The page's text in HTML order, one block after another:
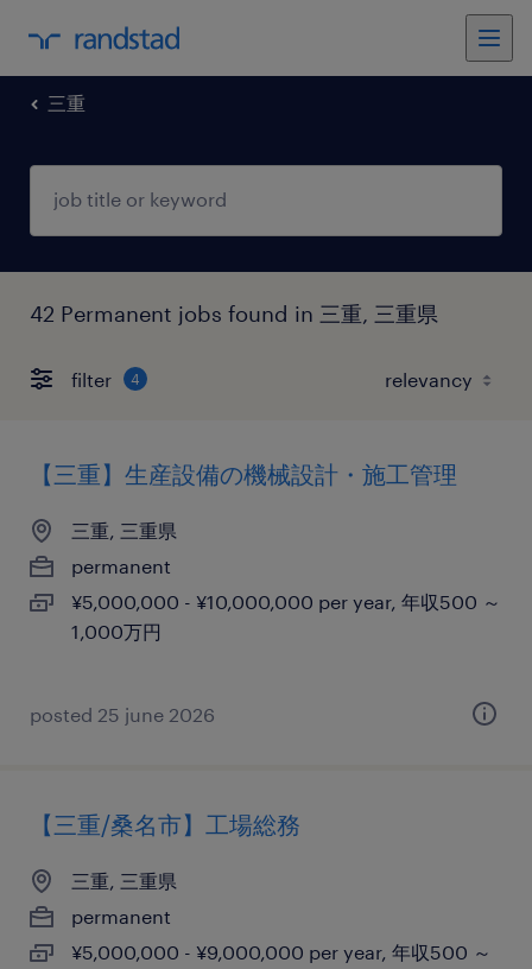
三重
42 Permanent jobs found in 三重, 三重県
filter 4
【三重】生産設備の機械設計・施工管理
三重, 三重県
permanent
¥5,000,000 - ¥10,000,000 per year, 年収500 ～
1,000万円
posted 25 june 2026
【三重/桑名市】工場総務
三重, 三重県
permanent
¥5,000,000 - ¥9,000,000 per year, 年収500 ～